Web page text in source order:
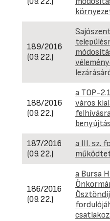
189/2016
(09.22.)
188/2016
(09.22.)
a TOP-
város
187/2016
(09.22.)
a III. sz.
186/2016
(09.22.)
a Bursa